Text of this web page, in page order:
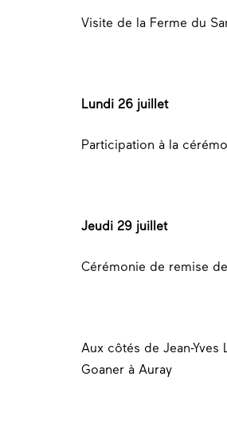
Visite de la Ferme du
Lundi 26 juillet
Participation à la
Jeudi 29 juillet
Cérémonie de remise
Aux côtés de Jean-
Goaner à Auray